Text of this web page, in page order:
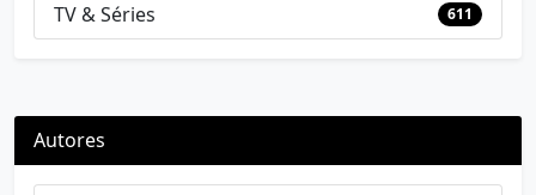
TV & Séries 611
Autores